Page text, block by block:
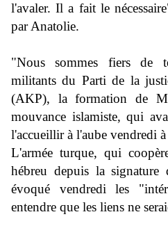
l'avaler. Il a fait le
par Anatolie.
"Nous sommes fiers de
militants du Parti de la
(AKP), la formation de
mouvance islamiste, qui
l'accueillir à l'aube vendredi
L'armée turque, qui
hébreu depuis la
évoqué vendredi les
entendre que les liens ne